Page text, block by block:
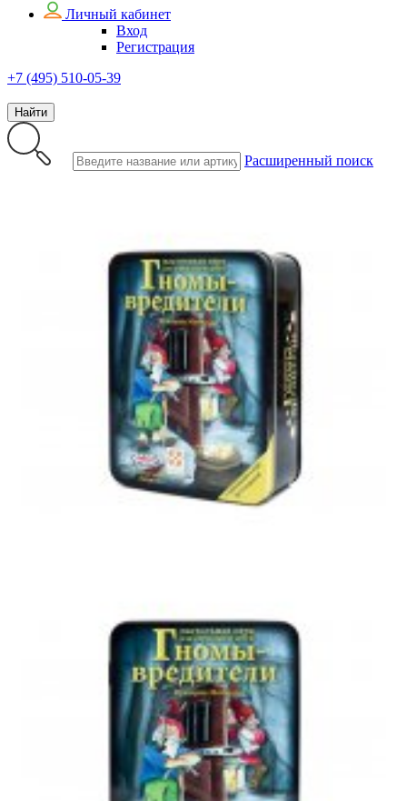
Личный кабинет
Вход
Регистрация
+7 (495) 510-05-39
Найти
Расширенный поиск